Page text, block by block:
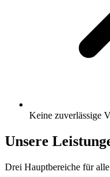
Keine zuverlässige
Unsere
Drei Hauptbereiche für